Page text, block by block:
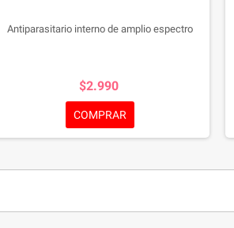
Antiparasitario interno de amplio espectro
$2.990
COMPRAR